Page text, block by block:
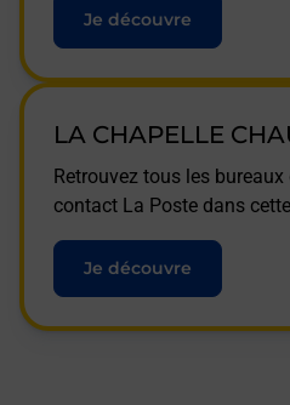
Je découvre
LA CHAPELLE
Retrouvez tous les
contact La Poste dans
Je découvre